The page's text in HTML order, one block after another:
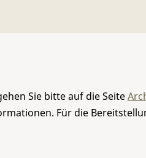
Sie bitte auf die Seite
Für die